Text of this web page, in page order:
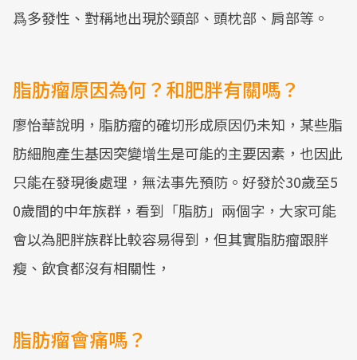
爲多發性、對稱地出現於頸部、頭枕部、肩部等。
脂肪瘤原因為何？和肥胖有關嗎？
廖怡華說明，脂肪瘤的確切形成原因仍未知，某些脂
肪細胞產生基因突變增生是可能的主要因素，也因此
只能在發現後處理，無法事先預防。好發於30歲至5
0歲間的中年族群，看到「脂肪」兩個字，大家可能
會以為肥胖族群比較容易得到，但其實脂肪瘤跟胖
瘦、飲食都沒有相關性，
脂肪瘤會痛嗎？